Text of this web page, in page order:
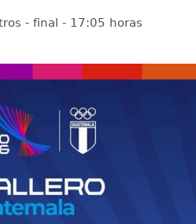
- final - 17:05 horas